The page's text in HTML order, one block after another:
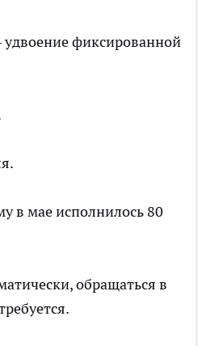
фиксированной
в мае исполнилось 80
обращаться в